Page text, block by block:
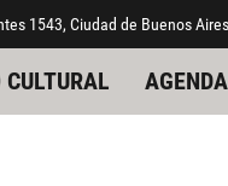
1543, Ciudad de Buenos
CULTURAL AGENDA